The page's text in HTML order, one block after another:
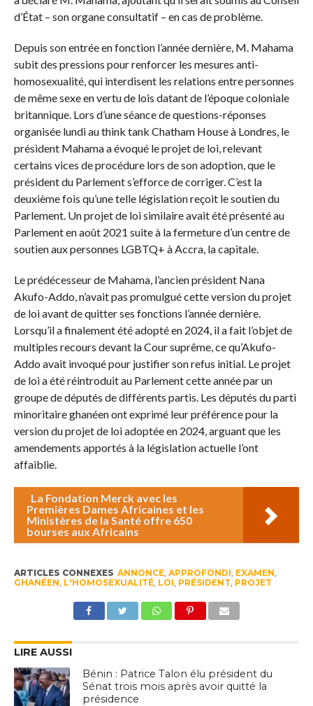
d’État – son organe consultatif – en cas de problème.
Depuis son entrée en fonction l’année dernière, M. Mahama
subit des pressions pour renforcer les mesures anti-
homosexualité, qui interdisent les relations entre personnes
de même sexe en vertu de lois datant de l’époque coloniale
britannique. Lors d’une séance de questions-réponses
organisée lundi au think tank Chatham House à Londres, le
président Mahama a évoqué le projet de loi, relevant
certains vices de procédure lors de son adoption, que le
président du Parlement s’efforce de corriger. C’est la
deuxième fois qu’une telle législation reçoit le soutien du
Parlement. Un projet de loi similaire avait été présenté au
Parlement en août 2021 suite à la fermeture d’un centre de
soutien aux personnes LGBTQ+ à Accra, la capitale.
Le prédécesseur de Mahama, l’ancien président Nana
Akufo-Addo, n’avait pas promulgué cette version du projet
de loi avant de quitter ses fonctions l’année dernière.
Lorsqu’il a finalement été adopté en 2024, il a fait l’objet de
multiples recours devant la Cour suprême, ce qu’Akufo-
Addo avait invoqué pour justifier son refus initial. Le projet
de loi a été réintroduit au Parlement cette année par un
groupe de députés de différents partis. Les députés du parti
minoritaire ghanéen ont exprimé leur préférence pour la
version du projet de loi adoptée en 2024, arguant que les
amendements apportés à la législation actuelle l’ont
affaiblie.
La Fondation Merck avec les
Premières Dames Africaines et les
Ministères de la Santé offre 650
bourses aux Africains
ARTICLES CONNEXES ANNONCE, APPROFONDI EXAMEN
GHANÉEN L'HOMOSEXUALITÉ, LOI PRÉSIDENT PROJET
LIRE AUSSI
Bénin : Patrice Talon élu président du
Sénat trois mois après avoir quitté la
présidence